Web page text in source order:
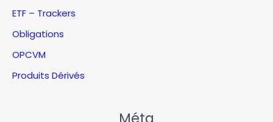
ETF – Trackers
Obligations
OPCVM
Produits Dérivés